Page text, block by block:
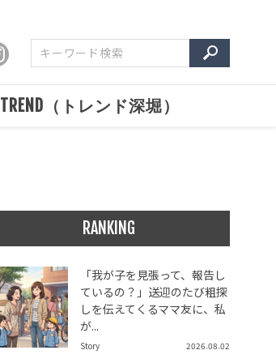
TREND（トレンド深堀）
RANKING
「我が子を見張って、報告し
ているの？」送迎のたび粗探
しを伝えてくるママ友に、私
が...
Story 2026.08.02